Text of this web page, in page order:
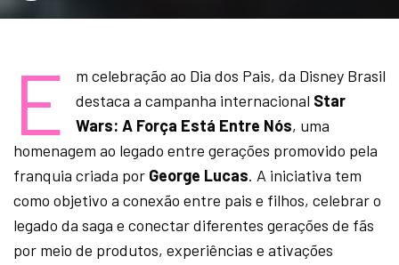
E
m celebração ao Dia dos Pais, da Disney Brasil
destaca a campanha internacional Star
Wars: A Força Está Entre Nós, uma
homenagem ao legado entre gerações promovido pela
franquia criada por George Lucas. A iniciativa tem
como objetivo a conexão entre pais e filhos, celebrar o
legado da saga e conectar diferentes gerações de fãs
por meio de produtos, experiências e ativações